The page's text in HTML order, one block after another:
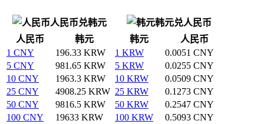
人民币兑韩元
韩元兑人民币
人民币
韩元 韩元
人民币
1 CNY
196.33 KRW 1 KRW
0.0051 CNY
5 CNY
981.65 KRW 5 KRW
0.0255 CNY
10 CNY
1963.3 KRW 10 KRW
0.0509 CNY
25 CNY
4908.25 KRW 25 KRW
0.1273 CNY
50 CNY
9816.5 KRW 50 KRW
0.2547 CNY
100 CNY
19633 KRW 100 KRW
0.5093 CNY